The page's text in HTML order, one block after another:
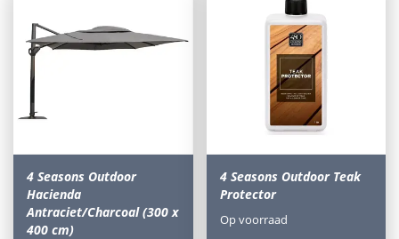
4 Seasons Outdoor
Hacienda
Antraciet/Charcoal (300 x
400 cm)
4 Seasons Outdoor Teak
Protector
Op voorraad